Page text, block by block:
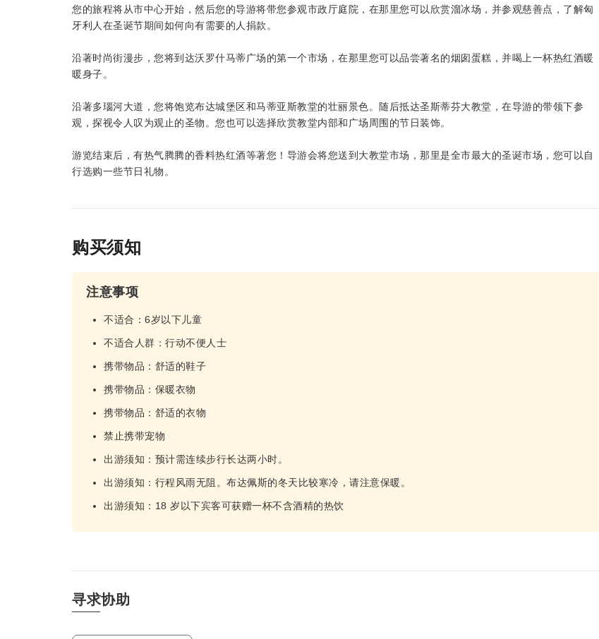
您的旅程将从市中心开始，然后您的导游将带您参观市政厅庭院，在那里您可以欣赏溜冰场，并参观慈善点，了解匈
牙利人在圣诞节期间如何向有需要的人捐款。
沿著时尚街漫步，您将到达沃罗什马蒂广场的第一个市场，在那里您可以品尝著名的烟囱蛋糕，并喝上一杯热红酒暖
暖身子。
沿著多瑙河大道，您将饱览布达城堡区和马蒂亚斯教堂的壮丽景色。随后抵达圣斯蒂芬大教堂，在导游的带领下参
观，探视令人叹为观止的圣物。您也可以选择欣赏教堂内部和广场周围的节日装饰。
游览结束后，有热气腾腾的香料热红酒等著您！导游会将您送到大教堂市场，那里是全市最大的圣诞市场，您可以自
行选购一些节日礼物。
购买须知
注意事项
不适合：6岁以下儿童
不适合人群：行动不便人士
携带物品：舒适的鞋子
携带物品：保暖衣物
携带物品：舒适的衣物
禁止携带宠物
出游须知：预计需连续步行长达两小时。
出游须知：行程风雨无阻。布达佩斯的冬天比较寒冷，请注意保暖。
出游须知：18 岁以下宾客可获赠一杯不含酒精的热饮
寻求协助